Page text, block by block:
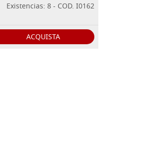
Existencias: 8 - COD. I0162
ACQUISTA